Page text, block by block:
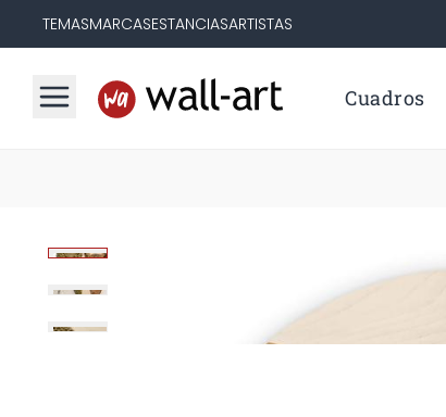
TEMASMARCASESTANCIASARTISTAS
Cuadros